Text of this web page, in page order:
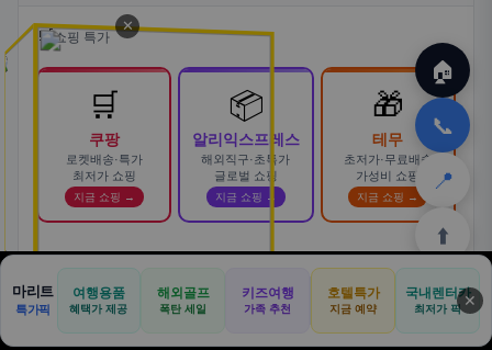
🛒쇼핑 특가
🛒
쿠팡
로켓배송·특가
최저가 쇼핑
지금 쇼핑 →
📦
알리익스프레스
해외직구·초특가
글로벌 쇼핑
지금 쇼핑 →
🎁
테무
초저가·무료배송
가성비 쇼핑
지금 쇼핑 →
🚗
합리적으로
AD
카슐랭 · 신차 장기렌트 · 리스 · 월 렌탈료 비교
바로가기 →
🏠
✈️
공항
⛳
📋
🛒
쿠팡
🎁
테무
🏠
📞
📍
⬆️
🏠 📝
견적
🚐
기사등록
🛒
아마존
✕
마리트
특가픽
여행용품
혜택가 제공
해외골프
폭탄 세일
키즈여행
가족 추천
호텔특가
지금 예약
국내렌터카
최저가 픽 ✕